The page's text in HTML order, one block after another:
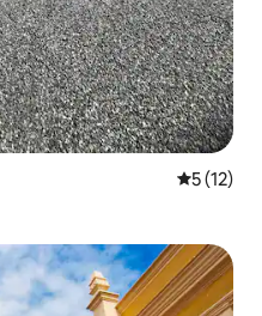
5 av 5 i
5 (12)